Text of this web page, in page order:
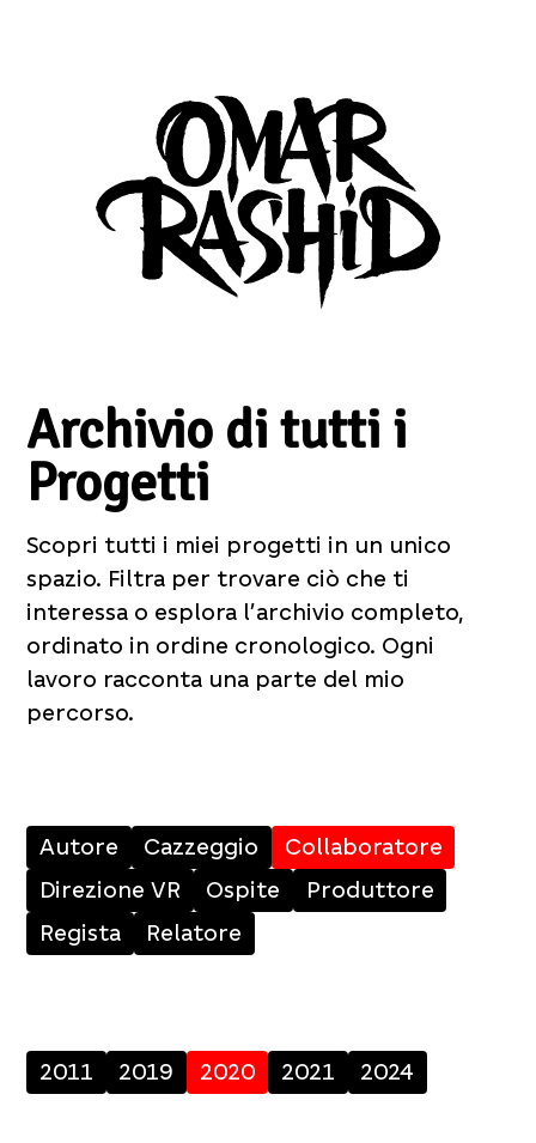
Archivio di tutti i
Progetti
Scopri tutti i miei progetti in un unico
spazio. Filtra per trovare ciò che ti
interessa o esplora l’archivio completo,
ordinato in ordine cronologico. Ogni
lavoro racconta una parte del mio
percorso.
Autore Cazzeggio
Collaboratore
Direzione VR
Ospite
Produttore
Regista
Relatore
2011 2019 2020 2021 2024